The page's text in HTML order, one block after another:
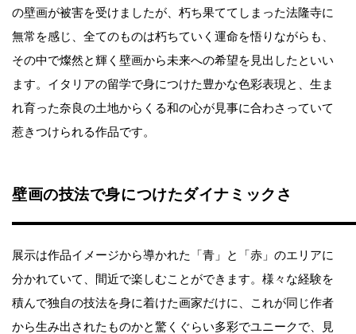
の壁画が被害を受けましたが、朽ち果ててしまった法隆寺に
無常を感じ、全てのものは朽ちていく運命を悟りながらも、
その中で燦然と輝く壁画から未来への希望を見出したといい
ます。イタリアの留学で身につけた豊かな色彩表現と、生ま
れ育った奈良の土地からくる和の心が見事に合わさっていて
惹きつけられる作品です。
壁画の技法で身につけたダイナミックさ
展示は作品イメージから導かれた「青」と「赤」のエリアに
分かれていて、間近で楽しむことができます。様々な経験を
積んで独自の技法を身に着けた画家だけに、これが同じ作者
から生み出されたものかと驚くぐらい多彩でユニークで、見